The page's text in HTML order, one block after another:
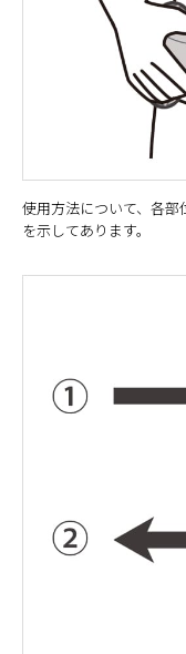
使用方法について、各
を示してあります。